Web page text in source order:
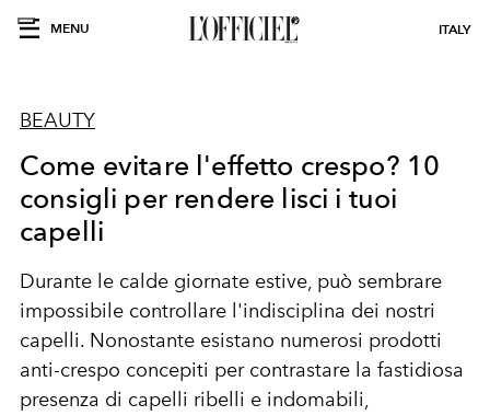
MENU ITALY
BEAUTY
Come evitare l'effetto crespo? 10
consigli per rendere lisci i tuoi
capelli
Durante le calde giornate estive, può sembrare
impossibile controllare l'indisciplina dei nostri
capelli. Nonostante esistano numerosi prodotti
anti-crespo concepiti per contrastare la fastidiosa
presenza di capelli ribelli e indomabili,